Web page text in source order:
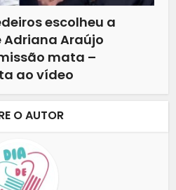
escolheu a
Adriana Araújo
mata –
ao vídeo
O AUTOR